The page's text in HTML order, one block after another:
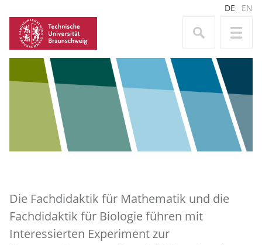
DE EN
Die Fachdidaktik für Mathematik und die
Fachdidaktik für Biologie führen mit
Interessierten Experiment zur